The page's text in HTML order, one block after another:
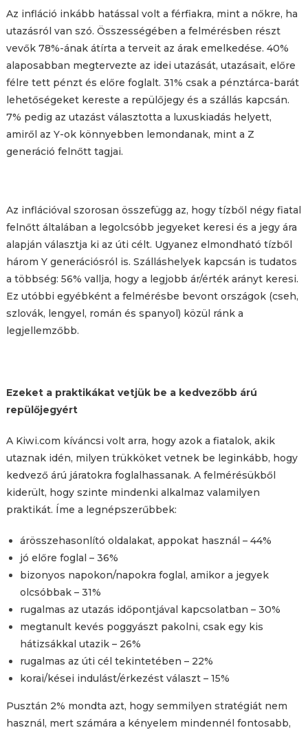
Az infláció inkább hatással volt a férfiakra, mint a nőkre, ha
utazásról van szó. Összességében a felmérésben részt
vevők 78%-ának átírta a terveit az árak emelkedése. 40%
alaposabban megtervezte az idei utazását, utazásait, előre
félre tett pénzt és előre foglalt. 31% csak a pénztárca-barát
lehetőségeket kereste a repülőjegy és a szállás kapcsán.
7% pedig az utazást választotta a luxuskiadás helyett,
amiről az Y-ok könnyebben lemondanak, mint a Z
generáció felnőtt tagjai.
Az inflációval szorosan összefügg az, hogy tízből négy fiatal
felnőtt általában a legolcsóbb jegyeket keresi és a jegy ára
alapján választja ki az úti célt. Ugyanez elmondható tízből
három Y generációsról is. Szálláshelyek kapcsán is tudatos
a többség: 56% vallja, hogy a legjobb ár/érték arányt keresi.
Ez utóbbi egyébként a felmérésbe bevont országok (cseh,
szlovák, lengyel, román és spanyol) közül ránk a
legjellemzőbb.
Ezeket a praktikákat vetjük be a kedvezőbb árú
repülőjegyért
A Kiwi.com kíváncsi volt arra, hogy azok a fiatalok, akik
utaznak idén, milyen trükköket vetnek be leginkább, hogy
kedvező árú járatokra foglalhassanak. A felmérésükből
kiderült, hogy szinte mindenki alkalmaz valamilyen
praktikát. Íme a legnépszerűbbek:
árösszehasonlító oldalakat, appokat használ – 44%
jó előre foglal – 36%
bizonyos napokon/napokra foglal, amikor a jegyek
olcsóbbak – 31%
rugalmas az utazás időpontjával kapcsolatban – 30%
megtanult kevés poggyászt pakolni, csak egy kis
hátizsákkal utazik – 26%
rugalmas az úti cél tekintetében – 22%
korai/kései indulást/érkezést választ – 15%
Pusztán 2% mondta azt, hogy semmilyen stratégiát nem
használ, mert számára a kényelem mindennél fontosabb,